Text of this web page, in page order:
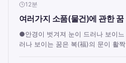
12분
여러가지 소품(물건)에 관한 꿈
●안경이 벗겨져 눈이 드러나 보이
러나 보이는 꿈은 복(福)의 문이 활